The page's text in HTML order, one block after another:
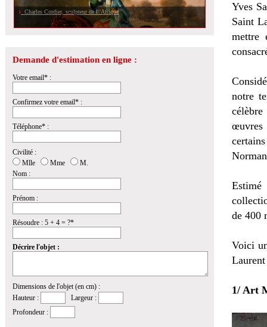
Charles Cordier, sculpteur de l\'Afrique
Demande d'estimation en ligne :
Votre email* :
Confirmez votre email* :
Téléphone* :
Civilité :
Mlle
Mme
M.
Nom :
Prénom :
Résoudre : 5 + 4 = ?*
Décrire l'objet :
Dimensions de l'objet (en cm) :
Hauteur :
Largeur :
Profondeur :
Yves
Saint
mettre
notre
œuvres
Estimé
de 400
Voici
1/ Art